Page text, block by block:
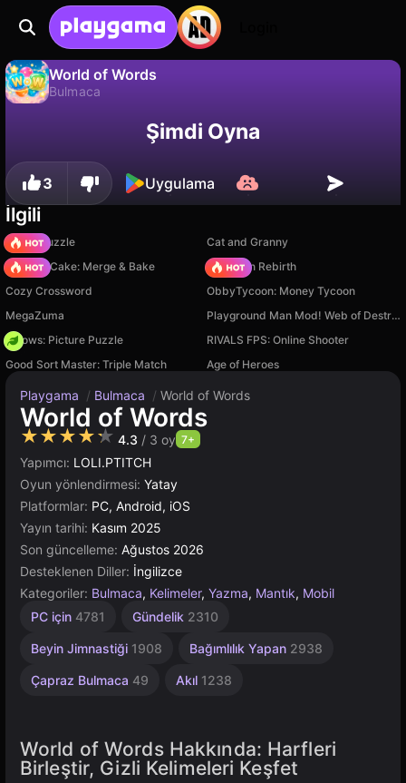
World of Words
Bulmaca
İlerlemeyi kaydet! Hayır
Şimdi Oyna
3 Uygulama
İlgili
Arrow Puzzle
Cat and Granny
Piece of Cake: Merge & Bake
Stickman Rebirth
Cozy Crossword
ObbyTycoon: Money Tycoon
MegaZuma
Playground Man Mod! Web of Destruction!
Arrows: Picture Puzzle
RIVALS FPS: Online Shooter
Good Sort Master: Triple Match
Age of Heroes
Playgama / Bulmaca / World of Words
World of Words
★★★★★ 4.3 / 3 oy 7+
Yapımcı: LOLI.PTITCH
Oyun yönlendirmesi: Yatay
Platformlar: PC, Android, iOS
Yayın tarihi: Kasım 2025
Son güncelleme: Ağustos 2026
Desteklenen Diller: İngilizce
Kategoriler: Bulmaca, Kelimeler, Yazma, Mantık, Mobil
PC için 4781 Gündelik 2310
Beyin Jimnastiği 1908 Bağımlılık Yapan 2938
Çapraz Bulmaca 49 Akıl 1238
Masaüstü
Rus
Tarayıcı
World of Words Hakkında: Harfleri
Birleştir, Gizli Kelimeleri Keşfet